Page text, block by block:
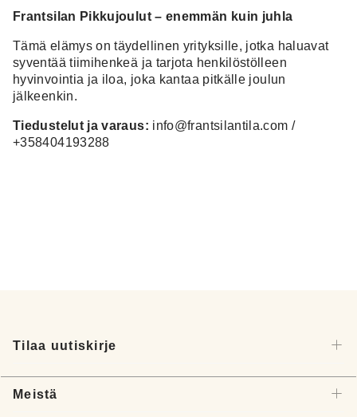
Frantsilan Pikkujoulut – enemmän kuin juhla
Tämä elämys on täydellinen yrityksille, jotka haluavat
syventää tiimihenkeä ja tarjota henkilöstölleen
hyvinvointia ja iloa, joka kantaa pitkälle joulun
jälkeenkin.
Tiedustelut ja varaus: info@frantsilantila.com /
+358404193288
Meistä
Tilaa uutiskirje